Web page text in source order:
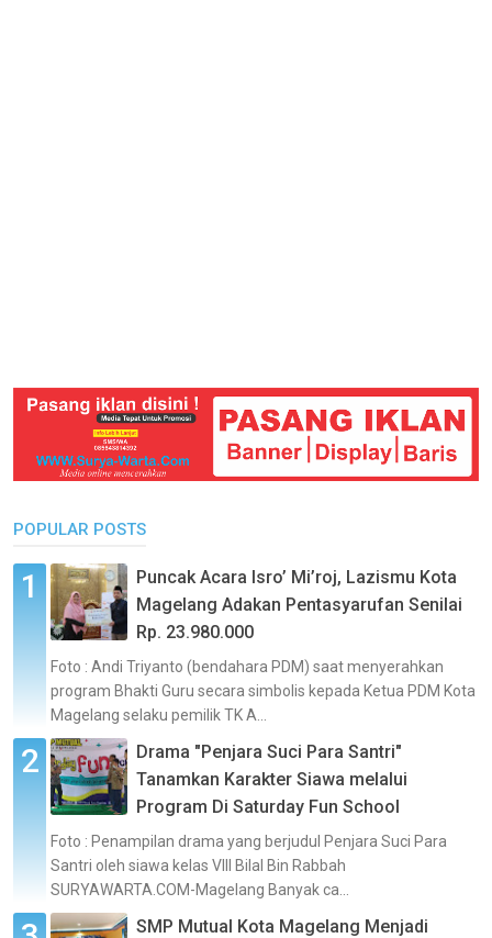
POPULAR POSTS
Puncak Acara Isro’ Mi’roj, Lazismu Kota
Magelang Adakan Pentasyarufan Senilai
Rp. 23.980.000
Foto : Andi Triyanto (bendahara PDM) saat menyerahkan
program Bhakti Guru secara simbolis kepada Ketua PDM Kota
Magelang selaku pemilik TK A...
Drama "Penjara Suci Para Santri"
Tanamkan Karakter Siawa melalui
Program Di Saturday Fun School
Foto : Penampilan drama yang berjudul Penjara Suci Para
Santri oleh siawa kelas VIII Bilal Bin Rabbah
SURYAWARTA.COM-Magelang Banyak ca...
SMP Mutual Kota Magelang Menjadi